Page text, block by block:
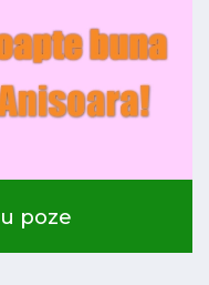
poze